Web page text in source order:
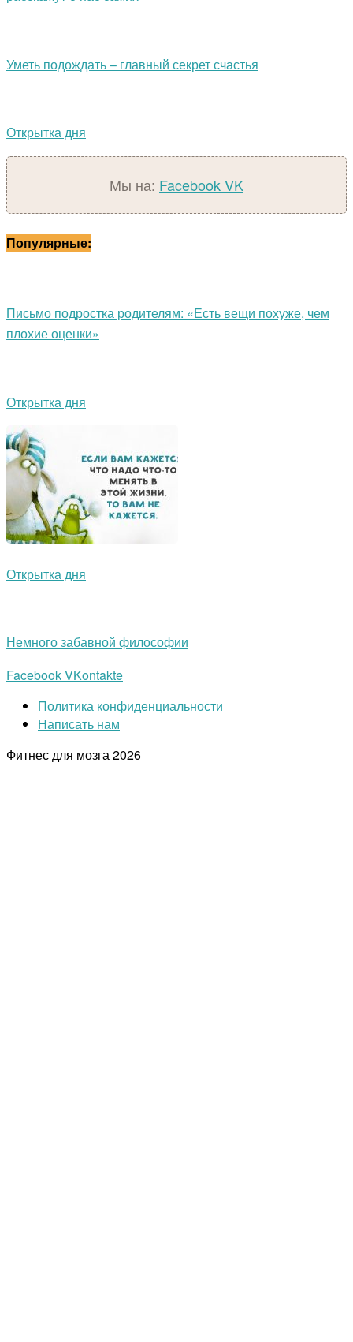
Уметь подождать – главный секрет счастья
Открытка дня
Мы на: FacebookVK
Популярные:
Письмо подростка родителям: «Есть вещи похуже, чем
плохие оценки»
Открытка дня
Открытка дня
Немного забавной философии
FacebookVKontakte
Политика конфиденциальности
Написать нам
Фитнес для мозга2026